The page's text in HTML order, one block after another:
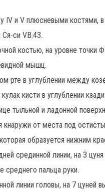
IV и V плюсневыми костями, в
Ся-си VB.43.
костью, на уровне точки
мышц.
рте в углублении между
кисти в углублении
тыльной и ладонной
кнаружи от места под
образуется нижним
срединной линии, на 3
среднего пальца руки.
линии головы, на 7 цуней